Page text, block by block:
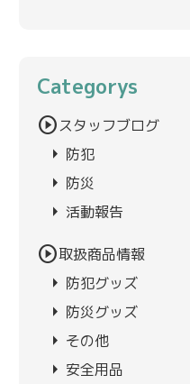
Categorys
play_circleスタッフブログ
arrow_right 防犯
arrow_right 防災
arrow_right 活動報告
play_circle取扱商品情報
arrow_right 防犯グッズ
arrow_right 防災グッズ
arrow_right その他
arrow_right 安全用品